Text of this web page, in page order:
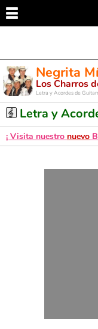
Negrita
Los Charros
Letra y Acordes de
Letra y
¡ Visita nuestro nuevo